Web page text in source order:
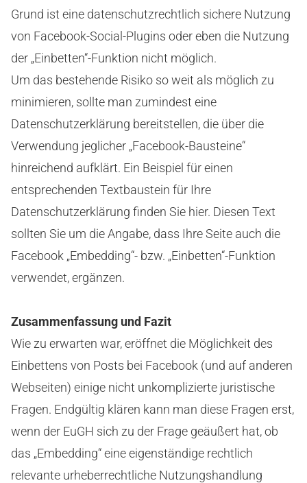
Grund ist eine datenschutzrechtlich sichere Nutzung
von Facebook-Social-Plugins oder eben die Nutzung
der „Einbetten“-Funktion nicht möglich.
Um das bestehende Risiko so weit als möglich zu
minimieren, sollte man zumindest eine
Datenschutzerklärung bereitstellen, die über die
Verwendung jeglicher „Facebook-Bausteine“
hinreichend aufklärt. Ein Beispiel für einen
entsprechenden Textbaustein für Ihre
Datenschutzerklärung finden Sie hier. Diesen Text
sollten Sie um die Angabe, dass Ihre Seite auch die
Facebook „Embedding“- bzw. „Einbetten“-Funktion
verwendet, ergänzen.
Zusammenfassung und Fazit
Wie zu erwarten war, eröffnet die Möglichkeit des
Einbettens von Posts bei Facebook (und auf anderen
Webseiten) einige nicht unkomplizierte juristische
Fragen. Endgültig klären kann man diese Fragen erst,
wenn der EuGH sich zu der Frage geäußert hat, ob
das „Embedding“ eine eigenständige rechtlich
relevante urheberrechtliche Nutzungshandlung